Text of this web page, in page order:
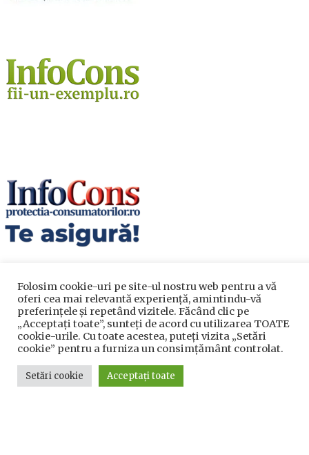
Utile
Utile
Folosim cookie-uri pe site-ul nostru web pentru a vă
oferi cea mai relevantă experiență, amintindu-vă
preferințele și repetând vizitele. Făcând clic pe
„Acceptați toate”, sunteți de acord cu utilizarea TOATE
cookie-urile. Cu toate acestea, puteți vizita „Setări
cookie” pentru a furniza un consimțământ controlat.
Setări cookie Acceptați toate